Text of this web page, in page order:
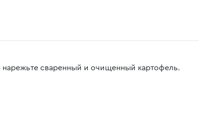
нарежьте сваренный и очищенный картофель.